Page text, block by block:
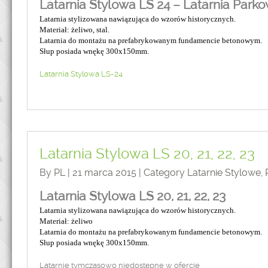
Latarnia Stylowa LS 24 – Latarnia
Latarnia stylizowana nawiązująca do wzorów historycznych.
Materiał: żeliwo, stal.
Latarnia do montażu na prefabrykowanym fundamencie betonowym.
Słup posiada wnękę 300x150mm.
Latarnia Stylowa LS-24
Latarnia Stylowa LS 20, 21, 22, 23
By PL | 21 marca 2015 | Category Latarnie Stylowe,
Latarnia Stylowa LS 20, 21, 22, 23
Latarnia stylizowana nawiązująca do wzorów historycznych.
Materiał: żeliwo
Latarnia do montażu na prefabrykowanym fundamencie betonowym.
Słup posiada wnękę 300x150mm.
Latarnie tymczasowo niedostępne w ofercie